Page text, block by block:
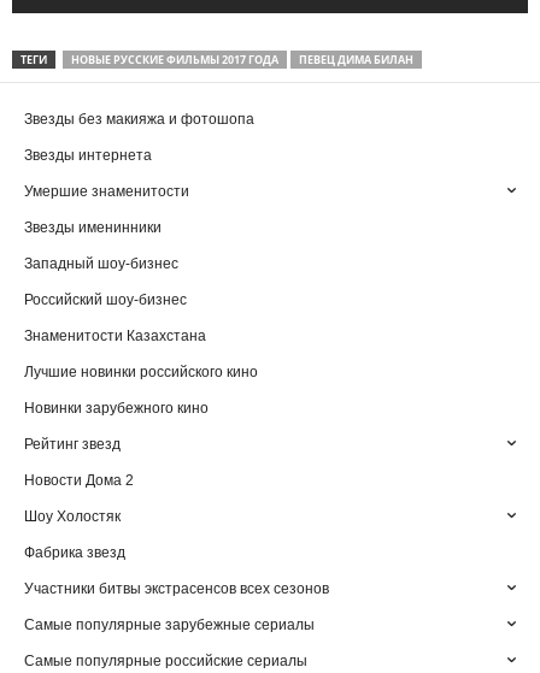
ТЕГИ НОВЫЕ РУССКИЕ ФИЛЬМЫ 2017 ГОДА ПЕВЕЦ ДИМА БИЛАН
Звезды без макияжа и фотошопа
Звезды интернета
Умершие знаменитости
Звезды именинники
Западный шоу-бизнес
Российский шоу-бизнес
Знаменитости Казахстана
Лучшие новинки российского кино
Новинки зарубежного кино
Рейтинг звезд
Новости Дома 2
Шоу Холостяк
Фабрика звезд
Участники битвы экстрасенсов всех сезонов
Самые популярные зарубежные сериалы
Самые популярные российские сериалы